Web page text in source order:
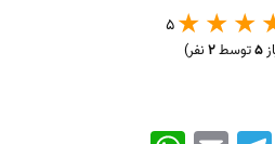
5
5توسط2نفر)
WhatsApp EmailTelegram